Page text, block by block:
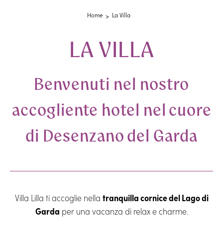
Home La Villa
LA VILLA
Benvenuti nel nostro
accogliente hotel nel cuore
di Desenzano del Garda
Villa Lilla ti accoglie nella tranquilla cornice del Lago di
Garda per una vacanza di relax e charme.